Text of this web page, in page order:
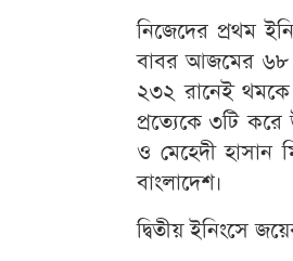
নিজেদের প্রথম
বাবর আজমের ৬৮
২৩২ রানেই থমকে
প্রত্যেকে ৩টি
ও মেহেদী হাসান
বাংলাদেশ।
দ্বিতীয় ইনিংসে